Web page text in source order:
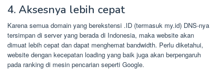
4. Aksesnya lebih cepat
Karena semua domain yang berekstensi .ID (termasuk my.id) DNS-nya
tersimpan di server yang berada di Indonesia, maka website akan
dimuat lebih cepat dan dapat menghemat bandwidth. Perlu diketahui,
website dengan kecepatan loading yang baik juga akan berpengaruh
pada ranking di mesin pencarian seperti Google.